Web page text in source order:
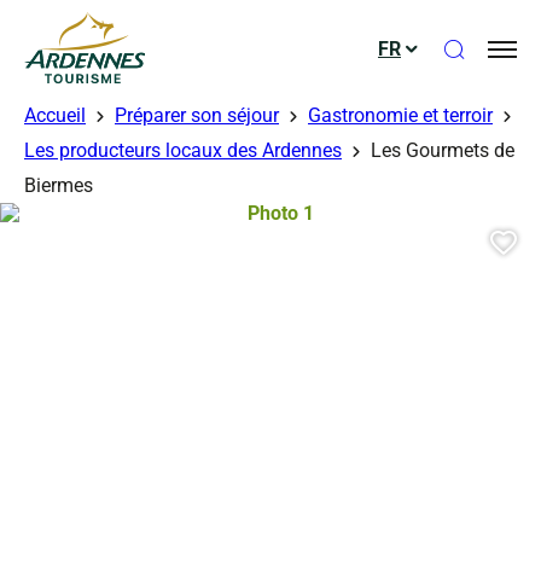
ADT des Ardennes
FR Ouvrir
Accueil Préparer son séjour
Gastronomie et terroir
Les producteurs locaux des Ardennes
Les Gourmets de
Biermes
Photo 1, © Droits gérés